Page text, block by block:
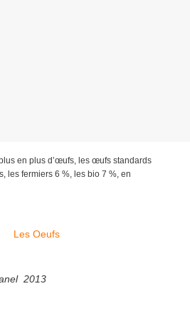
en plus d’œufs, les œufs standards
les fermiers 6 %, les bio 7 %, en
2013